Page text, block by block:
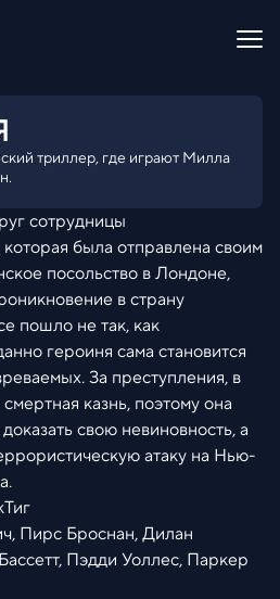
триллер, где играют Милла
сотрудницы
была отправлена своим
посольство в Лондоне,
в страну
пошло не так, как
героиня сама становится
За преступления, в
казнь, поэтому она
свою невиновность, а
атаку на Нью-
Пирс Броснан, Дилан
Пэдди Уоллес, Паркер